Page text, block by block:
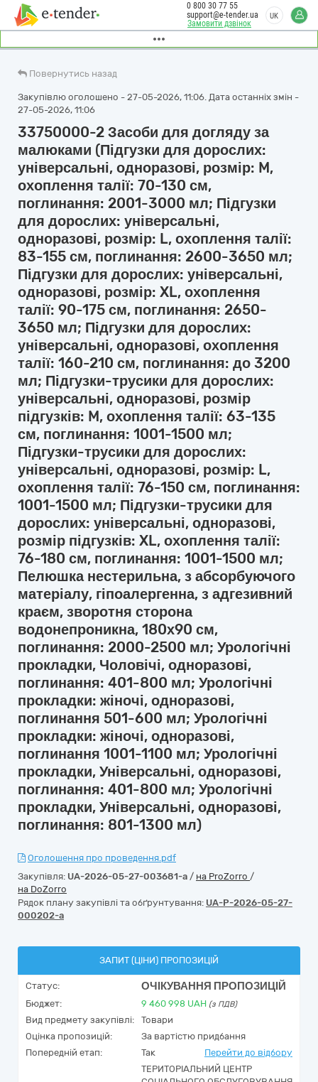
Замовити дзвінок
0 800 30 77 55
support@e-tender.ua
UK
Повернутись назад
Закупівлю оголошено - 27-05-2026, 11:06. Дата останніх змін -
27-05-2026, 11:06
33750000-2 Засоби для догляду за
малюками (Підгузки для дорослих:
універсальні, одноразові, розмір: M,
охоплення талії: 70-130 см,
поглинання: 2001-3000 мл; Підгузки
для дорослих: універсальні,
одноразові, розмір: L, охоплення талії:
83-155 см, поглинання: 2600-3650 мл;
Підгузки для дорослих: універсальні,
одноразові, розмір: XL, охоплення
талії: 90-175 см, поглинання: 2650-
3650 мл; Підгузки для дорослих:
універсальні, одноразові, охоплення
талії: 160-210 см, поглинання: до 3200
мл; Підгузки-трусики для дорослих:
універсальні, одноразові, розмір
підгузків: M, охоплення талії: 63-135
см, поглинання: 1001-1500 мл;
Підгузки-трусики для дорослих:
універсальні, одноразові, розмір: L,
охоплення талії: 76-150 см, поглинання:
1001-1500 мл; Підгузки-трусики для
дорослих: універсальні, одноразові,
розмір підгузків: XL, охоплення талії:
76-180 см, поглинання: 1001-1500 мл;
Пелюшка нестерильна, з абсорбуючого
матеріалу, гіпоалергенна, з адгезивний
краєм, зворотня сторона
водонепроникна, 180х90 см,
поглинання: 2000-2500 мл; Урологічні
прокладки, Чоловічі, одноразові,
поглинання: 401-800 мл; Урологічні
прокладки: жіночі, одноразові,
поглинання 501-600 мл; Урологічні
прокладки: жіночі, одноразові,
поглинання 1001-1100 мл; Урологічні
прокладки, Універсальні, одноразові,
поглинання: 401-800 мл; Урологічні
прокладки, Універсальні, одноразові,
поглинання: 801-1300 мл)
Оголошення про проведення.pdf
Закупівля: UA-2026-05-27-003681-a / на ProZorro /
на DoZorro
Рядок плану закупівлі та обґрунтування: UA-P-2026-05-27-
000202-a
ЗАПИТ (ЦІНИ) ПРОПОЗИЦІЙ
Статус: ОЧІКУВАННЯ ПРОПОЗИЦІЙ
Бюджет: 9 460 998 UAH (з ПДВ)
Вид предмету закупівлі:
Товари
Оцінка пропозицій:
За вартістю придбання
Попередній етап:
Так Перейти до відбору
ТЕРИТОРІАЛЬНИЙ ЦЕНТР